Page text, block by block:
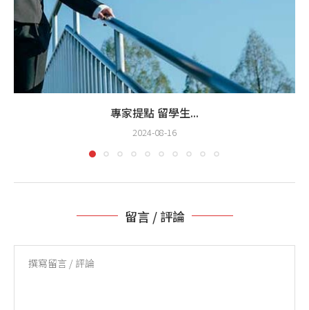
專家提點 留學生...
2024-08-16
留言 / 評論